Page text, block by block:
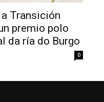
Transición
premio polo
da ría do Burgo
0